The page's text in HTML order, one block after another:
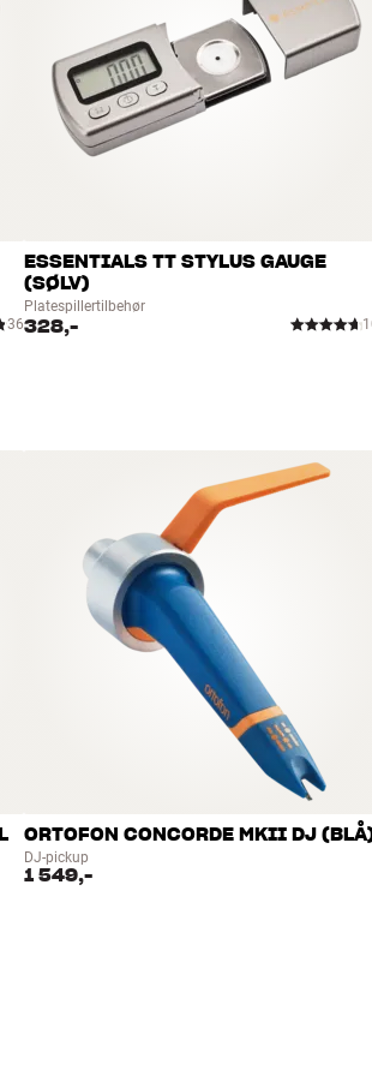
36
ESSENTIALS TT STYLUS GAUGE
(SØLV)
Platespillertilbehør
328,-
ORTOFON CONCORDE MKII DJ
DJ-pickup
1 549,-